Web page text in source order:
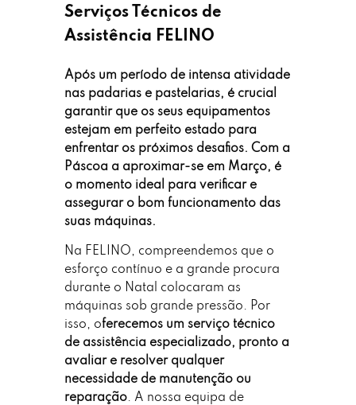
Serviços Técnicos de
Assistência FELINO
Após um período de intensa atividade
nas padarias e pastelarias, é crucial
garantir que os seus equipamentos
estejam em perfeito estado para
enfrentar os próximos desafios. Com a
Páscoa a aproximar-se em Março, é
o momento ideal para verificar e
assegurar o bom funcionamento das
suas máquinas.
Na FELINO, compreendemos que o
esforço contínuo e a grande procura
durante o Natal colocaram as
máquinas sob grande pressão. Por
isso, oferecemos um serviço técnico
de assistência especializado, pronto a
avaliar e resolver qualquer
necessidade de manutenção ou
reparação. A nossa equipa de